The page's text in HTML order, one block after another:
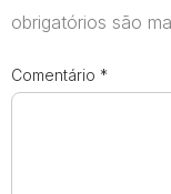
obrigatórios são
Comentário *